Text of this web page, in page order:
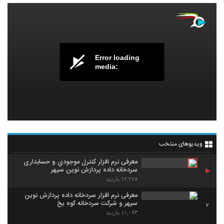
Error loading
media:
ویدیوهای منتخب
معرفی نرم افزار کنترل موجودي و حسابداری
سردخانه داده پردازش نوین سپهر
۱۲,۲۶۸ بازدید
2
معرفی نرم افزار سردخانه داده پردازش نوین
سپهر و شرکت سردخانه کوه یخ
۱۱,۰۷۳ بازدید